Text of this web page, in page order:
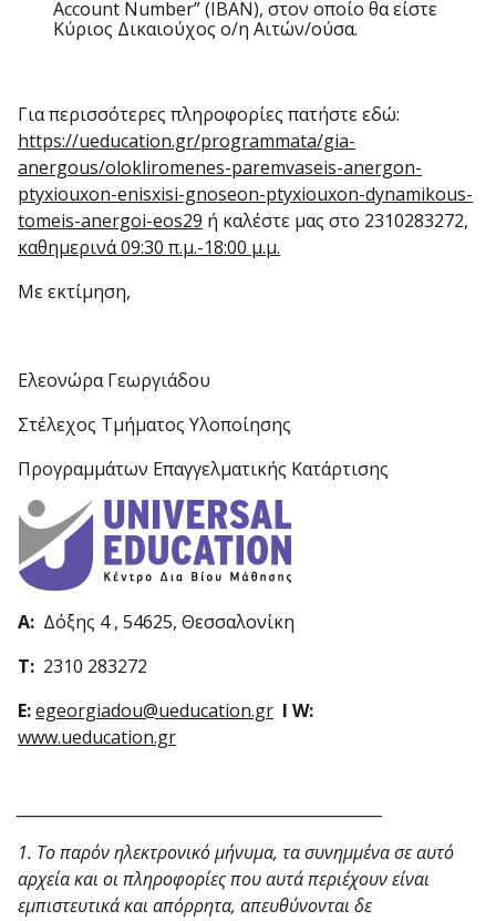
Account Number” (ΙΒΑΝ), στον οποίο θα είστε
Κύριος Δικαιούχος ο/η Αιτών/ούσα.
Για περισσότερες πληροφορίες πατήστε εδώ:
https://ueducation.gr/programmata/gia-
anergous/olokliromenes-paremvaseis-anergon-
ptyxiouxon-enisxisi-gnoseon-ptyxiouxon-dynamikous-
tomeis-anergoi-eos29 ή καλέστε μας στο 2310283272,
καθημερινά 09:30 π.μ.-18:00 μ.μ.
Με εκτίμηση,
Ελεονώρα Γεωργιάδου
Στέλεχος Τμήματος Υλοποίησης
Προγραμμάτων Επαγγελματικής Κατάρτισης
Α: Δόξης 4 , 54625, Θεσσαλονίκη
Τ: 2310 283272
E:egeorgiadou@ueducation.gr Ι W:
www.ueducation.gr
1. Το παρόν ηλεκτρονικό μήνυμα, τα συνημμένα σε αυτό
αρχεία και οι πληροφορίες που αυτά περιέχουν είναι
εμπιστευτικά και απόρρητα, απευθύνονται δε